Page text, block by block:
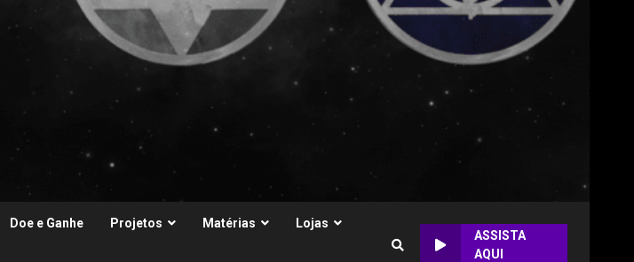
Doe e Ganhe Projetos Matérias Lojas
ASSISTA
AQUI